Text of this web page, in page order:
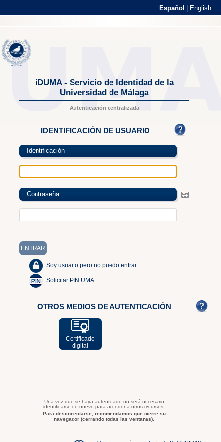
Español English
iDUMA - Servicio de Identidad de la
Universidad de Málaga
Autenticación centralizada
IDENTIFICACIÓN DE USUARIO
Identificación
Contraseña
Soy usuario pero no puedo entrar
Solicitar PIN UMA
OTROS MEDIOS DE AUTENTICACIÓN
Certificado
digital
Una vez que se haya autenticado no será necesario
identificarse de nuevo para acceder a otros recursos.
Para desconectarse, recomendamos que cierre su
navegador (cerrando todas las ventanas).